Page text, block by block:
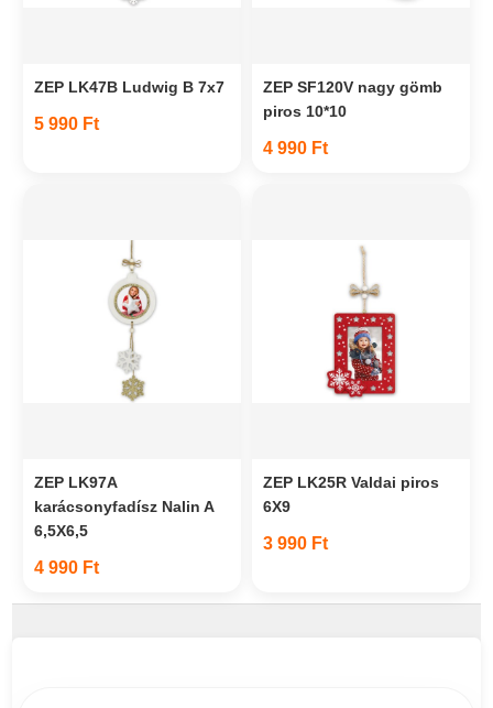
ZEP LK47B Ludwig B 7x7
5 990 Ft
ZEP SF120V nagy gömb
piros 10*10
4 990 Ft
ZEP LK97A
karácsonyfadísz Nalin A
6,5X6,5
4 990 Ft
ZEP LK25R Valdai piros
6X9
3 990 Ft